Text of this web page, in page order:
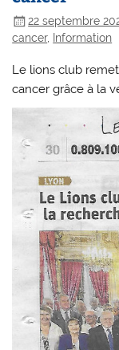
22 septembre
cancer, Information
Le lions club
cancer grâce à la